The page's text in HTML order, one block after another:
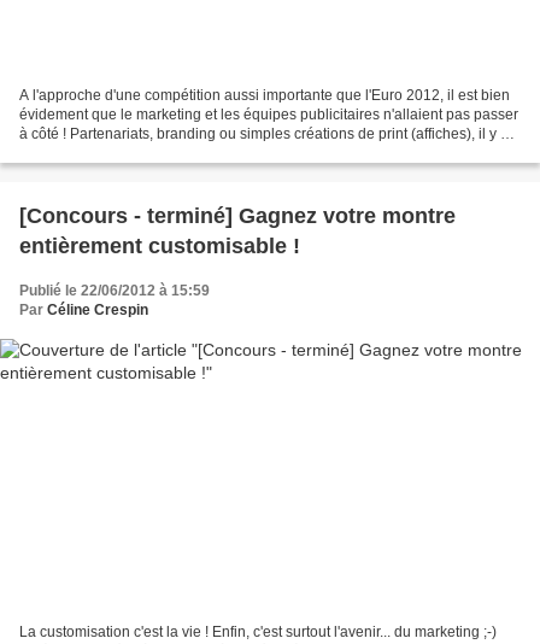
A l'approche d'une compétition aussi importante que l'Euro 2012, il est bien
évidement que le marketing et les équipes publicitaires n'allaient pas passer
à côté ! Partenariats, branding ou simples créations de print (affiches), il y en
[Concours - terminé] Gagnez votre montre
entièrement customisable !
Publié le 22/06/2012 à 15:59
Par Céline Crespin
La customisation c'est la vie ! Enfin, c'est surtout l'avenir... du marketing ;-)